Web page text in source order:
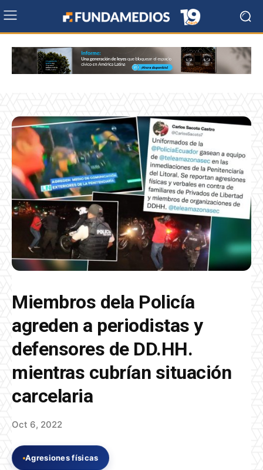
Miembros dela Policía
agreden a periodistas y
defensores de DD.HH.
mientras cubrían situación
carcelaria
Oct 6, 2022
Agresiones físicas